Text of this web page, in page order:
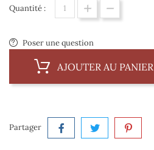
Quantité :
Poser une question
AJOUTER AU PANIER
Partager